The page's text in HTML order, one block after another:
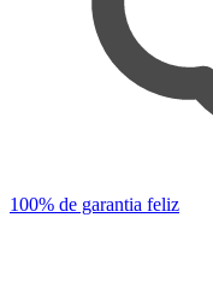
100% de garantia feliz